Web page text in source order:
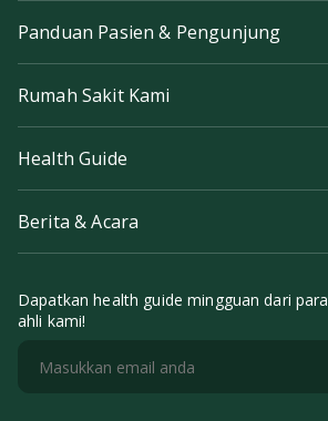
Panduan Pasien & Pengunjung
Rumah Sakit Kami
Health Guide
Berita & Acara
Dapatkan health guide mingguan dari para
ahli kami!